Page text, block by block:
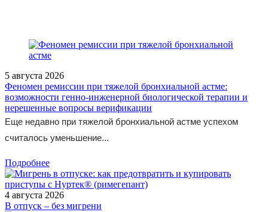
5 августа 2026
Феномен ремиссии при тяжелой бронхиальной астме:
возможности генно-инженерной биологической терапии и
нерешенные вопросы верификации
Еще недавно при тяжелой бронхиальной астме успехом
считалось уменьшение...
Подробнее
4 августа 2026
В отпуск – без мигрени